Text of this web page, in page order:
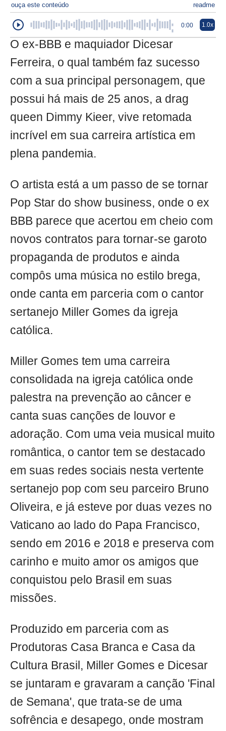
ouça este conteúdo readme
0:00 1.0x
O ex-BBB e maquiador Dicesar
Ferreira, o qual também faz sucesso
com a sua principal personagem, que
possui há mais de 25 anos, a drag
queen Dimmy Kieer, vive retomada
incrível em sua carreira artística em
plena pandemia.
O artista está a um passo de se tornar
Pop Star do show business, onde o ex
BBB parece que acertou em cheio com
novos contratos para tornar-se garoto
propaganda de produtos e ainda
compôs uma música no estilo brega,
onde canta em parceria com o cantor
sertanejo Miller Gomes da igreja
católica.
Miller Gomes tem uma carreira
consolidada na igreja católica onde
palestra na prevenção ao câncer e
canta suas canções de louvor e
adoração. Com uma veia musical muito
romântica, o cantor tem se destacado
em suas redes sociais nesta vertente
sertanejo pop com seu parceiro Bruno
Oliveira, e já esteve por duas vezes no
Vaticano ao lado do Papa Francisco,
sendo em 2016 e 2018 e preserva com
carinho e muito amor os amigos que
conquistou pelo Brasil em suas
missões.
Produzido em parceria com as
Produtoras Casa Branca e Casa da
Cultura Brasil, Miller Gomes e Dicesar
se juntaram e gravaram a canção 'Final
de Semana', que trata-se de uma
sofrência e desapego, onde mostram